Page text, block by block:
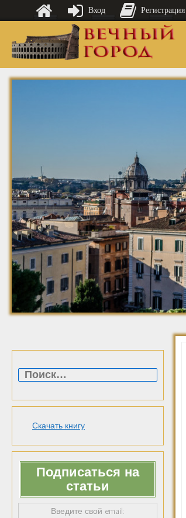
Скачать книгу
Подписаться на
статьи
Введите свой email:
Вход Регистрация